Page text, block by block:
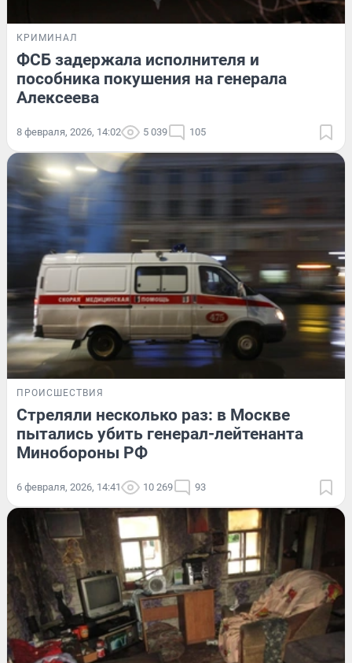
КРИМИНАЛ
ФСБ задержала исполнителя и
пособника покушения на генерала
Алексеева
8 февраля, 2026, 14:02 5 039 105
ПРОИСШЕСТВИЯ
Стреляли несколько раз: в Москве
пытались убить генерал-лейтенанта
Минобороны РФ
6 февраля, 2026, 14:41 10 269 93